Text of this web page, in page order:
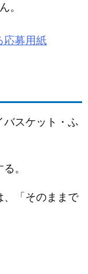
。
応募用紙
バスケット・ふ
。
、「そのままで